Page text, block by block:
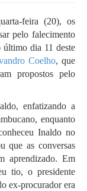
feira (20), os
pelo falecimento
dia 11 deste
Coelho, que
propostos pelo
enfatizando a
enquanto
Inaldo no
que as conversas
aprendizado. Em
tio, o presidente
ex-procurador era